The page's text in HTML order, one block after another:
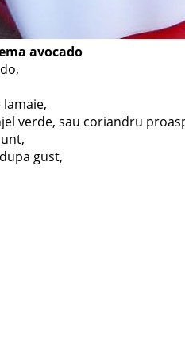
avocado
verde, sau coriandru
gust,